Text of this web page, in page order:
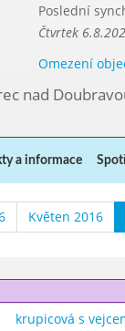
Poslední
Čtvrtek
Omezení
nad
a informace
Květen 2016
krupicová s